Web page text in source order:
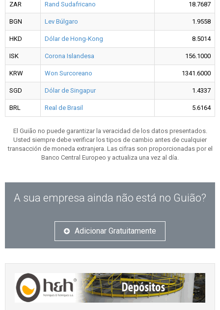
ZAR Rand Sudafricano 18.7687
BGN Lev Búlgaro 1.9558
HKD Dólar de Hong-Kong 8.5014
ISK Corona Islandesa 156.1000
KRW Won Surcoreano 1341.6000
SGD Dólar de Singapur 1.4337
BRL Real de Brasil 5.6164
El Guião no puede garantizar la veracidad de los datos presentados.
Usted siempre debe verificar los tipos de cambio antes de cualquier
transacción de moneda extranjera. Las cifras son proporcionadas por el
Banco Central Europeo y actualiza una vez al día.
A sua empresa ainda não está no Guião?
Adicionar Gratuitamente